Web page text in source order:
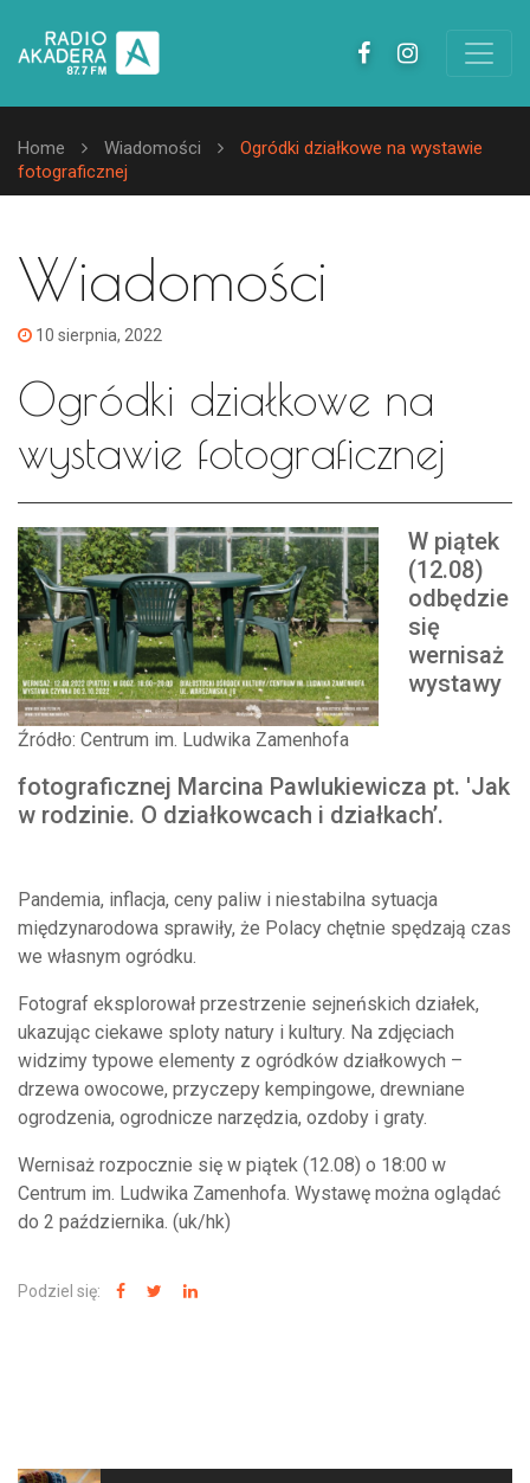
Home Wiadomości
Ogródki działkowe na wystawie
fotograficznej
Wiadomości
10 sierpnia, 2022
Ogródki działkowe na
wystawie fotograficznej
Źródło: Centrum im. Ludwika Zamenhofa
W piątek
(12.08)
odbędzie
się
wernisaż
wystawy
fotograficznej Marcina Pawlukiewicza pt. 'Jak
w rodzinie. O działkowcach i działkach’.
Pandemia, inflacja, ceny paliw i niestabilna sytuacja
międzynarodowa sprawiły, że Polacy chętnie spędzają czas
we własnym ogródku.
Fotograf eksplorował przestrzenie sejneńskich działek,
ukazując ciekawe sploty natury i kultury. Na zdjęciach
widzimy typowe elementy z ogródków działkowych –
drzewa owocowe, przyczepy kempingowe, drewniane
ogrodzenia, ogrodnicze narzędzia, ozdoby i graty.
Wernisaż rozpocznie się w piątek (12.08) o 18:00 w
Centrum im. Ludwika Zamenhofa. Wystawę można oglądać
do 2 października. (uk/hk)
Podziel się: